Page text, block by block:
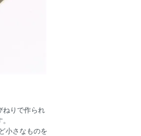
ねりで作られ
小さなものを